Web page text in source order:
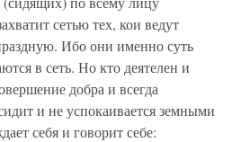
сетью тех, кои ведут
Ибо они именно суть
в сеть. Но кто деятелен и
добра и всегда
и не успокаивается земными
себя и говорит себе: